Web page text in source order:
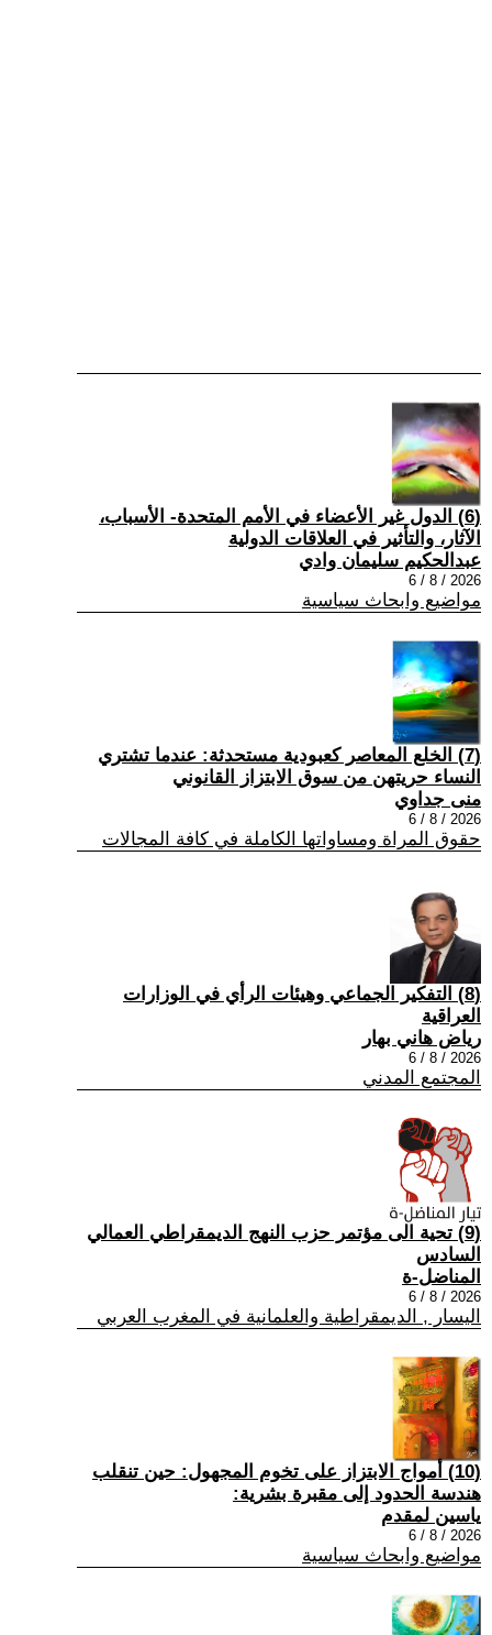
(6) الدول غير الأعضاء في الأمم المتحدة- الأسباب،
الآثار، والتأثير في العلاقات الدولية
عبدالحكيم سليمان وادي
2026 / 8 / 6
مواضيع وابحاث سياسية
(7) الخلع المعاصر كعبودية مستحدثة: عندما تشتري
النساء حريتهن من سوق الابتزاز القانوني
منى جداوي
2026 / 8 / 6
حقوق المراة ومساواتها الكاملة في كافة المجالات
(8) التفكير الجماعي وهيئات الرأي في الوزارات
العراقية
رياض هاني بهار
2026 / 8 / 6
المجتمع المدني
(9) تحية الى مؤتمر حزب النهج الديمقراطي العمالي
السادس
المناضل-ة
2026 / 8 / 6
اليسار , الديمقراطية والعلمانية في المغرب العربي
(10) أمواج الابتزاز على تخوم المجهول: حين تنقلب
هندسة الحدود إلى مقبرة بشرية:
ياسين لمقدم
2026 / 8 / 6
مواضيع وابحاث سياسية